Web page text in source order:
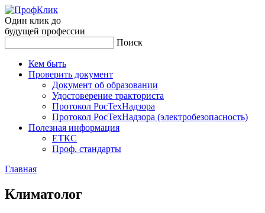
Один клик до
будущей профессии
Поиск
Кем быть
Проверить документ
Документ об образовании
Удостоверение тракториста
Протокол РосТехНадзора
Протокол РосТехНадзора (электробезопасность)
Полезная информация
ЕТКС
Проф. стандарты
Главная
Кли­мато­лог